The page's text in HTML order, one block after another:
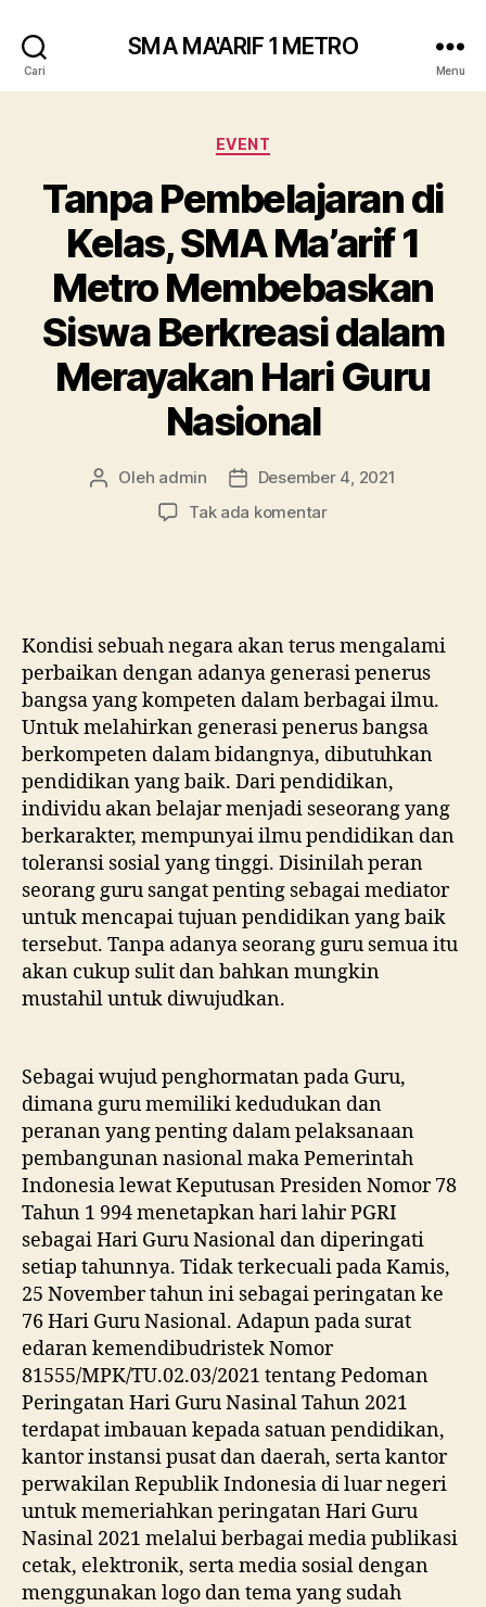
Cari
SMA MA'ARIF 1 METRO
Menu
Kategori
EVENT
Tanpa Pembelajaran di
Kelas, SMA Ma’arif 1
Metro Membebaskan
Siswa Berkreasi dalam
Merayakan Hari Guru
Nasional
Penulis
Oleh admin
Tanggal
artikel
Desember 4, 2021
Tak ada komentarpada
Ma’arif
1
Metro
Membebaskan
Siswa
Berkreasi
Merayakan
Hari
Guru
Nasional
Kondisi sebuah negara akan terus mengalami
perbaikan dengan adanya generasi penerus
bangsa yang kompeten dalam berbagai ilmu.
Untuk melahirkan generasi penerus bangsa
berkompeten dalam bidangnya, dibutuhkan
pendidikan yang baik. Dari pendidikan,
individu akan belajar menjadi seseorang yang
berkarakter, mempunyai ilmu pendidikan dan
toleransi sosial yang tinggi. Disinilah peran
seorang guru sangat penting sebagai mediator
untuk mencapai tujuan pendidikan yang baik
tersebut. Tanpa adanya seorang guru semua itu
akan cukup sulit dan bahkan mungkin
mustahil untuk diwujudkan.
Sebagai wujud penghormatan pada Guru,
dimana guru memiliki kedudukan dan
peranan yang penting dalam pelaksanaan
pembangunan nasional maka Pemerintah
Indonesia lewat Keputusan Presiden Nomor 78
Tahun 1 994 menetapkan hari lahir PGRI
sebagai Hari Guru Nasional dan diperingati
setiap tahunnya. Tidak terkecuali pada Kamis,
25 November tahun ini sebagai peringatan ke
76 Hari Guru Nasional. Adapun pada surat
edaran kemendibudristek Nomor
81555/MPK/TU.02.03/2021 tentang Pedoman
Peringatan Hari Guru Nasinal Tahun 2021
terdapat imbauan kepada satuan pendidikan,
kantor instansi pusat dan daerah, serta kantor
perwakilan Republik Indonesia di luar negeri
untuk memeriahkan peringatan Hari Guru
Nasinal 2021 melalui berbagai media publikasi
cetak, elektronik, serta media sosial dengan
menggunakan logo dan tema yang sudah